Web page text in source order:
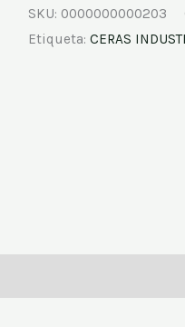
SKU: 0000000000203
Etiqueta: CERAS